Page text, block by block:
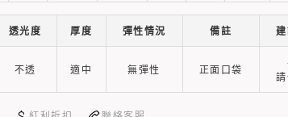
透光度 厚度 彈性情況 備註
不透 適中 無彈性 正面口袋